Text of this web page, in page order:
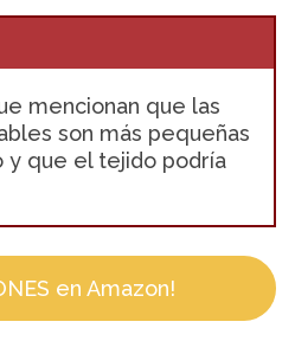
mencionan que las
son más pequeñas
y que el tejido podría
en Amazon!